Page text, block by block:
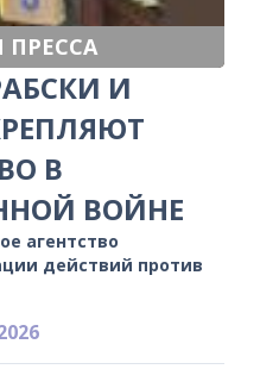
ПРЕССА
И
В
ВОЙНЕ
агентство
действий против